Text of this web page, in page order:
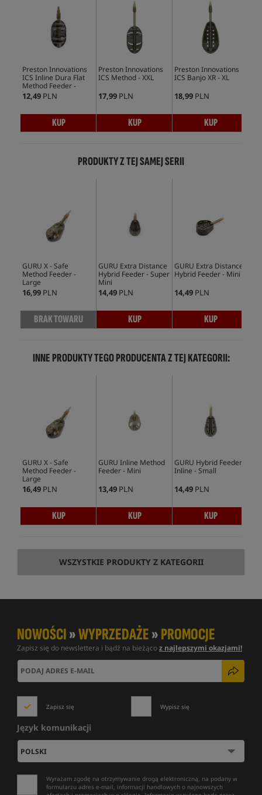
Preston Innovations
ICS Inline Dura Flat
Method Feeder -
Large
12,49 PLN
KUP
Preston Innovations
ICS Method - XXL
17,99 PLN
KUP
Preston Innovations
ICS Banjo XR - XL
18,99 PLN
KUP
PRODUKTY Z TEJ SAMEJ SERII
GURU X - Safe
Method Feeder -
Large
16,99 PLN
BRAK TOWARU
GURU Extra Distance
Hybrid Feeder - Super
Mini
14,49 PLN
KUP
GURU Extra Distance
Hybrid Feeder - Mini
14,49 PLN
KUP
INNE PRODUKTY TEGO PRODUCENTA Z TEJ KATEGORII:
GURU X - Safe
Method Feeder -
Large
16,49 PLN
KUP
GURU Inline Method
Feeder - Mini
13,49 PLN
KUP
GURU Hybrid Feeder
Inline - Small
14,49 PLN
KUP
WSZYSTKIE PRODUKTY Z KATEGORII
NOWOŚCI»WYPRZEDAŻE»PROMOCJE
Zapisz się do newslettera i bądź na bieżącoz najlepszymi okazjami!
Zapisz się Wypisz się
Język komunikacji
Wyrażam zgodę na otrzymywanie drogą elektroniczną, na podany w
formularzu adres e-mail, informacji handlowych o najnowszych